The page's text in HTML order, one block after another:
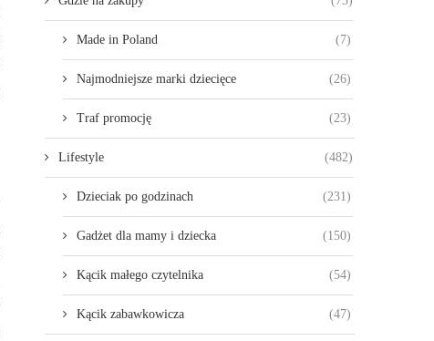
Made in Poland (7)
Najmodniejsze marki dziecięce (26)
Traf promocję (23)
Lifestyle (482)
Dzieciak po godzinach (231)
Gadżet dla mamy i dziecka (150)
Kącik małego czytelnika (54)
Kącik zabawkowicza (47)